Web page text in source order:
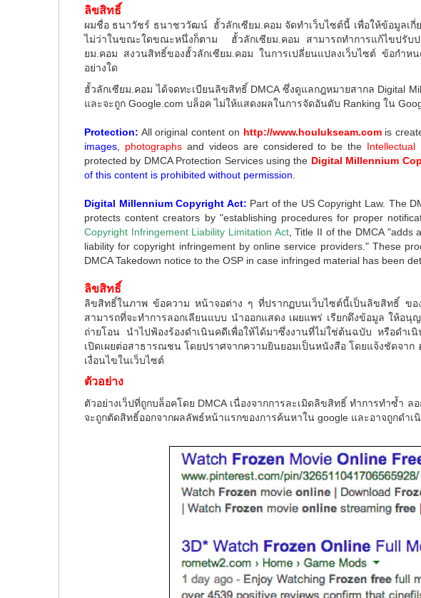
ลิขสิทธิ์
ผมชื่อ ธนาวัชร์ ธนาชววัฒน์ ฮั้วลักเซียม.คอม จัดทำเว็บไซต์นี้ เพื่อให้ข้อมูลเ
ไม่ว่าในขณะใดขณะหนึ่งก็ตาม ฮั้วลักเซียม.คอม สามารถทำการแก้ไขปรั
ยม.คอม สงวนสิทธิ์ของฮั้วลักเซียม.คอม ในการเปลี่ยนแปลงเว็บไซต์ ข้อกำห
อย่างใด
ฮั้วลักเซียม.คอม ได้จดทะเบียนลิขสิทธิ์ DMCA ซึ่งดูแลกฎหมายสากล Digital
และจะถูก Google.com บล็อค ไม่ให้แสดงผลในการจัดอันดับ Ranking ใน
Protection: All original content on http://www.houlukseam.comis
images
photographsand videos are considered to be the Intellectual
protected by DMCA Protection Services using the Digital Millennium
of this content is prohibited without permission.
Digital Millennium Copyright Act: Part of the US Copyright Law. The
protects content creators by "establishing procedures for proper
Copyright Infringement Liability Limitation Act, Title II of the DMCA "adds
liability for copyright infringement by online service providers." These
DMCA Takedown notice to the OSP in case infringed material has been
ลิขสิทธิ์
ลิขสิทธิ์ในภาพ ข้อความ หน้าจอต่าง ๆ ที่ปรากฏบนเว็บไซต์นี้เป็นลิขสิทธิ์ ข
สามารถที่จะทำการลอกเลียนแบบ นำออกแสดง เผยแพร่ เรียกดึงข้อมูล ให้
ถ่ายโอน นำไปฟ้องร้องดำเนินคดีเพื่อให้ได้มาซึ่งงานที่ไม่ใช่ต้นฉบับ หรือดำเ
เปิดเผยต่อสาธารณชน โดยปราศจากความยินยอมเป็นหนังสือ โดยแจ้งชัดจา
เงื่อนไขในเว็บไซต์
ตัวอย่าง
ตัวอย่างเว็ปที่ถูกบล็อคโดย DMCA เนื่องจากการละเมิดลิขสิทธิ์ ทำการทำซ้ำ
จะถูกตัดสิทธิ์ออกจากผลลัพธ์หน้าแรกของการค้นหาใน google และอาจถูกดำเ